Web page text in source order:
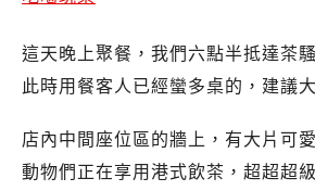
這天晚上聚餐，我們六點半抵達茶
此時用餐客人已經蠻多桌的，建議
店內中間座位區的牆上，有大片可
動物們正在享用港式飲茶，超超超